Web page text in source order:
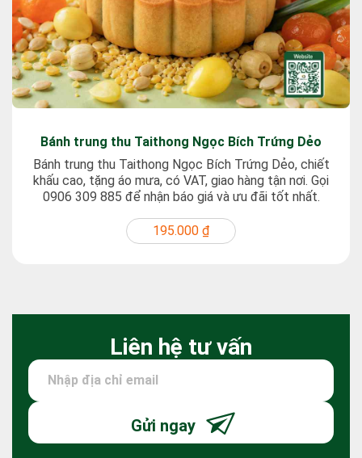
Bánh trung thu Taithong Ngọc Bích Trứng Dẻo
Bánh trung thu Taithong Ngọc Bích Trứng Dẻo, chiết
khấu cao, tặng áo mưa, có VAT, giao hàng tận nơi. Gọi
0906 309 885 để nhận báo giá và ưu đãi tốt nhất.
195.000 ₫
Liên hệ tư vấn
Gửi ngay